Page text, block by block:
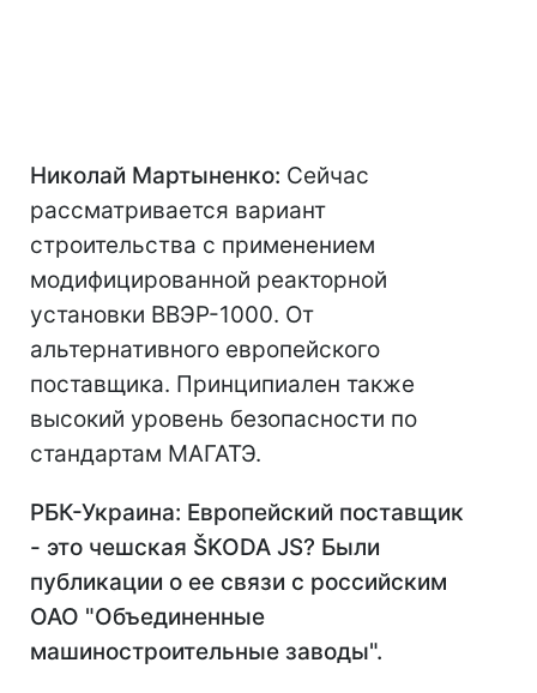
Николай Мартыненко: Сейчас
рассматривается вариант
строительства с применением
модифицированной реакторной
установки ВВЭР-1000. От
альтернативного европейского
поставщика. Принципиален также
высокий уровень безопасности по
стандартам МАГАТЭ.
РБК-Украина: Европейский поставщик
- это чешская ŠKODA JS? Были
публикации о ее связи с российским
ОАО "Объединенные
машиностроительные заводы".